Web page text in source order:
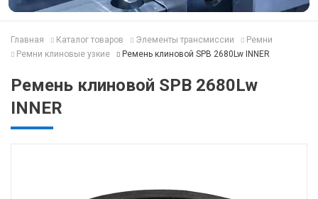
Главная Каталог товаров Элементы трансмиссии
Ремни
Ремни клиновые узкие
Ремень клиновой SPB 2680Lw INNER
Ремень клиновой SPB 2680Lw
INNER